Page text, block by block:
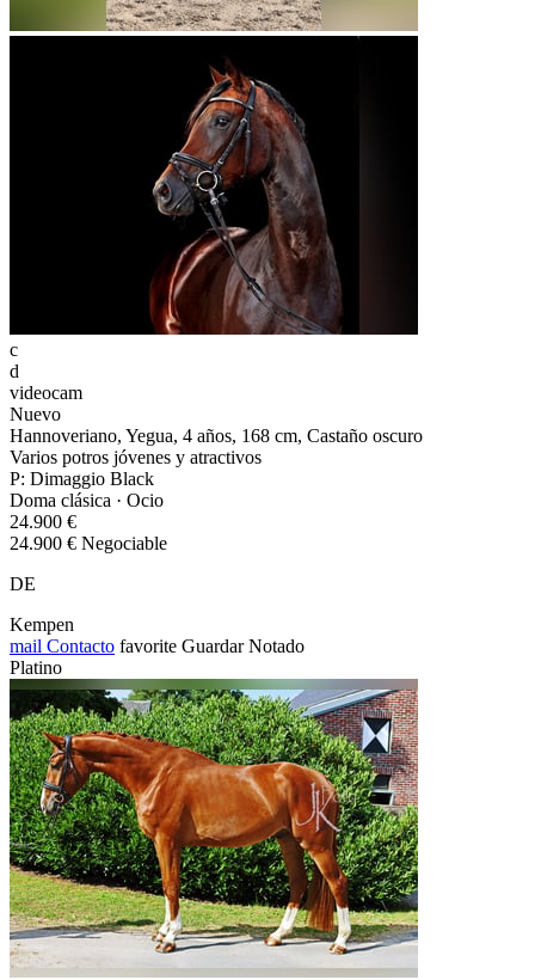
c
d
videocam
Nuevo
Hannoveriano, Yegua, 4 años, 168 cm, Castaño oscuro
Varios potros jóvenes y atractivos
P: Dimaggio Black
Doma clásica · Ocio
24.900 €
24.900 € Negociable
DE
Kempen
mail Contacto favorite Guardar Notado
Platino